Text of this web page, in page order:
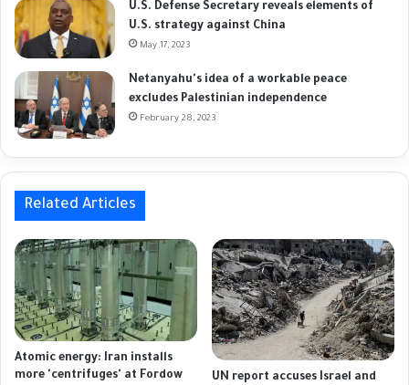
U.S. Defense Secretary reveals elements of
U.S. strategy against China
May 17, 2023
Netanyahu's idea of a workable peace
excludes Palestinian independence
February 28, 2023
Related Articles
Atomic energy: Iran installs
more 'centrifuges' at Fordow
UN report accuses Israel and